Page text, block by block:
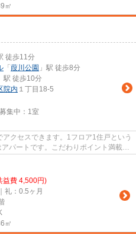
㎡
徒歩11分
「 葭川公園 」駅 徒歩8分
駅 徒歩10分
院内 １丁目18-5
集中： 1室
クセスできます。1フロア1住戸という
パートです。こだわりポイント満載の
益費 4,500円)
礼：0.5ヶ月
㎡